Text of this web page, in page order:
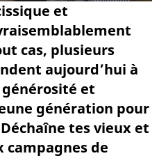
et
cas, plusieurs
aujourd’hui à
et
génération pour
tes vieux et
campagnes de